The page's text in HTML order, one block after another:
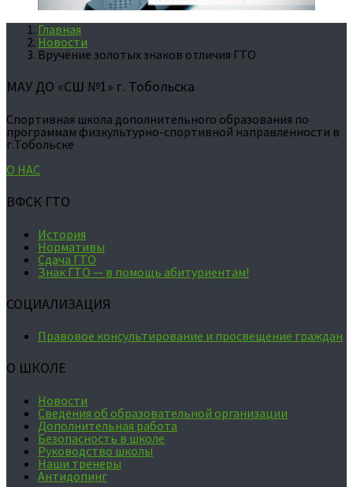
Главная
Новости
Вручение золотых знаков отличия ГТО
МАУ ДО «СШ №1» г. Тобольска
Спортивная школа дополнительного образования по
программам физкультурно-спортивной направленности в
г.Тобольске
О НАС
ВФСК ГТО
История
Нормативы
Сдача ГТО
Знак ГТО — в помощь абитуриентам!
СОЦИАЛИЗАЦИЯ
Правовое консультирование и просвещение граждан
О ШКОЛЕ
Новости
Сведения об образовательной организации
Дополнительная работа
Безопасность в школе
Руководство школы
Наши тренеры
Антидопинг